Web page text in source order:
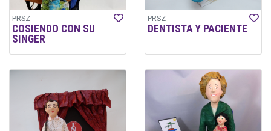
PRSZ
COSIENDO CON SU
SINGER
PRSZ
DENTISTA Y PACIENTE